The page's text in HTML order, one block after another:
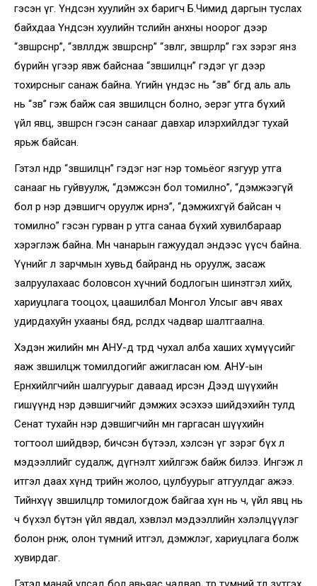
гэсэн үг. Үндсэн хуулийн эх баригч Б.Чимид даргын туслах
байхдаа Үндсэн хуулийн төслийн анхны ноорог дээр
“зөвшөөрснөөр”, “зөвлөлдөж зөвшөөрснөөр” “зөвлөгөө, зөвшөөрлөөр” гэх зэрэг янз
бүрийн үгээр явж байснаа “зөвшилцөнө” гэдэг үг дээр
тохирсныг санаж байна. Үгийн үндэс нь “зөв” бөгөөд аль аль
нь “зөв” гэж байж сая зөвшилцсөн болно, эерэг утга бүхий
үйл явц, зөвшөөрсөн гэсэн санааг давхар илэрхийлдэг тухай
ярьж байсан.
Гэтэл өнөөдөр “зөвшилцөнө” гэдэг нэг нэр томьёог язгуур утга
санааг нь гуйвуулж, “дэмжсэн бол томилно”, “дэмжээгүй
бол өөр нэр дэвшигч оруулж ирнэ”, “дэмжихгүй байсан ч
томилно” гэсэн гурван өөр утга санаа бүхий хувилбараар
хэрэглэж байна. Мөн чанарын гажуудал эндээс үүсч байна.
Үүнийг л зарчмын хувьд байранд нь оруулж, засаж
залруулахаас боловсон хүчний бодлогын шинэтгэл хийх,
хариуцлага тооцох, цаашилбал Монгол Улсыг авч явах
удирдахуйн ухааны бяд, өрсөлдөх чадвар шалтгаална.
Хэдэн жилийн өмнө АНУ-д төрд чухал алба хаших хүмүүсийг
яаж зөвшилцөж томилдогийг ажигласан юм. АНУ-ын
Ерөнхийлөгчийн шалгуурыг даваад ирсэн Дээд шүүхийн
гишүүнд нэр дэвшигчийг дэмжих эсэхээ шийдэхийн тулд
Сенат тухайн нэр дэвшигчийн өмнө гаргасан шүүхийн
тогтоол шийдвэр, бичсэн бүтээл, хэлсэн үг зэрэг бүх л
мэдээллийг судалж, дүгнэлт хийлгэж байж билээ. Ингэж л
итгэл даах хүнд төрийн жолоо, цулбуурыг атгуулдаг ажээ.
Тийнхүү зөвшилцлөөр томилогдож байгаа хүн нь ч, үйл явц нь
ч бүхэл бүтэн үйл явдал, хэвлэл мэдээллийн хэлэлцүүлэг
болон өрнөж, олон түмний итгэл, дэмжлэг, хариуцлага болж
хувирдаг.